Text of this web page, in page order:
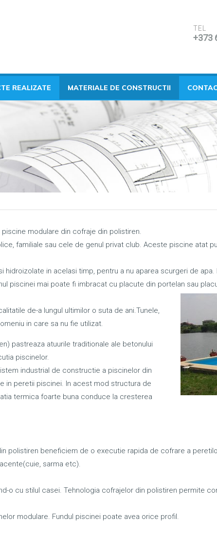
TEL
+373
REALIZATE MATERIALE DE CONSTRUCTII
modulare din cofraje din polistiren.
familiale sau cele de genul privat club. Aceste piscine atat
in acelasi timp, pentru a nu aparea scurgeri de
piscinei mai poate fi imbracat cu placute din portelan sau
de-a lungul ultimilor o suta de ani.Tunele,
in care sa nu fie utilizat.
pastreaza atuurile traditionale ale betonului
piscinelor.
industrial de constructie a piscinelor din
in peretii piscinei. In acest mod structura de
termica foarte buna conduce la cresterea
polistiren beneficiem de o executie rapida de cofrare a
sarma etc).
o cu stilul casei. Tehnologia cofrajelor din polistiren permite
modulare. Fundul piscinei poate avea orice profil.